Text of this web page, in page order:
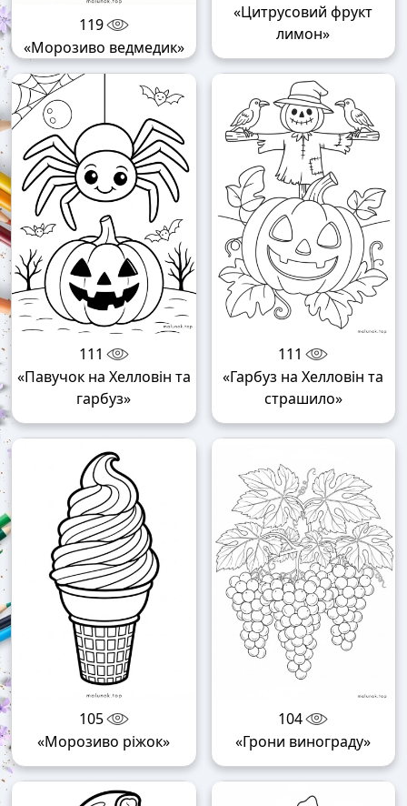
119
«Морозиво ведмедик»
«Цитрусовий фрукт
лимон»
111
«Павучок на Хелловін та
гарбуз»
111
«Гарбуз на Хелловін та
страшило»
105
«Морозиво ріжок»
104
«Грони винограду»